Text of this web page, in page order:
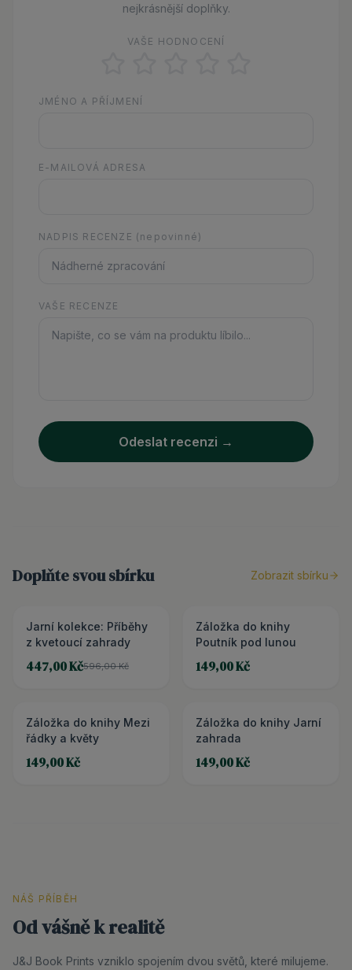
nejkrásnější doplňky.
VAŠE HODNOCENÍ
JMÉNO A PŘÍJMENÍ
E-MAILOVÁ ADRESA
NADPIS RECENZE (nepovinné)
VAŠE RECENZE
Odeslat recenzi →
Doplňte svou sbírku Zobrazit sbírku
3+1 ZDARMA
Jarní kolekce: Příběhy
z kvetoucí zahrady
447,00 Kč596,00 Kč
Záložka do knihy
Poutník pod lunou
149,00 Kč
Záložka do knihy Mezi
řádky a květy
149,00 Kč
Záložka do knihy Jarní
zahrada
149,00 Kč
NÁŠ PŘÍBĚH
Od vášně k realitě
J&J Book Prints vzniklo spojením dvou světů, které milujeme.